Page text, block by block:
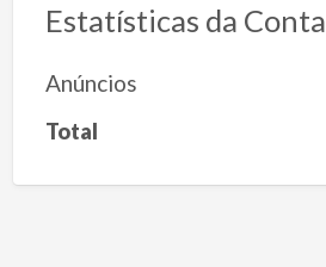
Estatísticas da Conta
Anúncios
Total